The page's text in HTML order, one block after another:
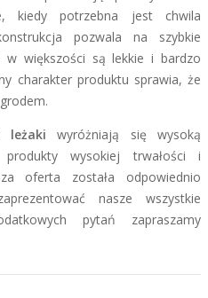
kiedy potrzebna jest chwila
pozwala na szybkie
w większości są lekkie i bardzo
charakter produktu sprawia, że
leżaki wyróżniają się wysoką
wysokiej trwałości i
oferta została odpowiednio
nasze wszystkie
pytań zapraszamy